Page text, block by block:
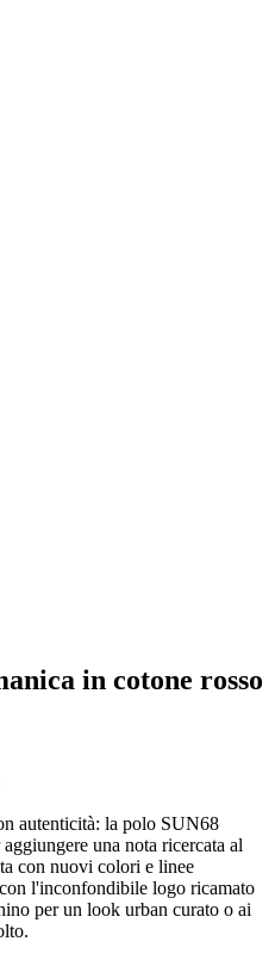
in cotone rosso
autenticità: la polo SUN68
una nota ricercata al
con nuovi colori e linee
l'inconfondibile logo ricamato
per un look urban curato o ai